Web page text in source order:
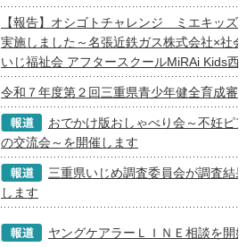
【報告】オシゴトチャレンジ ミエキッズ
実施しました～名張近鉄ガス株式会社×社
いじ福祉会 アフタースクールMiRAi Kids西
令和７年度第２回三重県青少年健全育成審
おでかけ版おしゃべり会～不妊ピ
の交流会～を開催します
三重県いじめ調査委員会が調査結
します
ヤングケアラーＬＩＮＥ相談を開